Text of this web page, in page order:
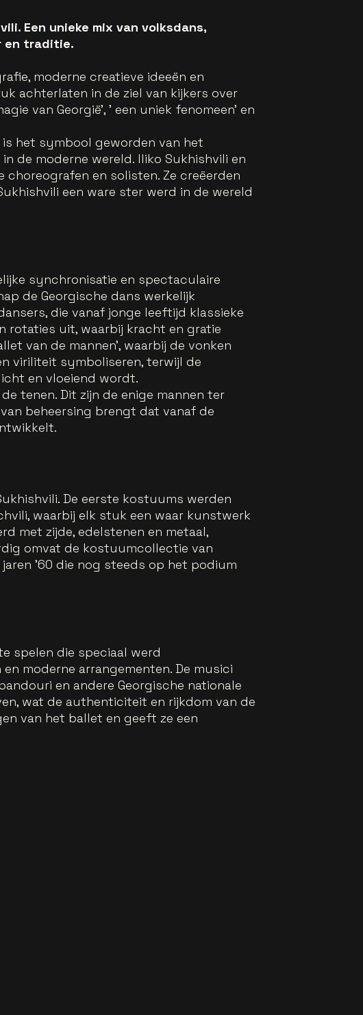
Een unieke mix van volksdans,
en traditie.
moderne creatieve ideeën en
achterlaten in de ziel van kijkers over
van Georgië', ' een uniek fenomeen' en
het symbool geworden van het
de moderne wereld. Iliko Sukhishvili en
en solisten. Ze creëerden
een ware ster werd in de wereld
synchronisatie en spectaculaire
de Georgische dans werkelijk
die vanaf jonge leeftijd klassieke
rotaties uit, waarbij kracht en gratie
van de mannen', waarbij de vonken
viriliteit symboliseren, terwijl de
en vloeiend wordt.
tenen. Dit zijn de enige mannen ter
beheersing brengt dat vanaf de
De eerste kostuums werden
waarbij elk stuk een waar kunstwerk
met zijde, edelstenen en metaal,
omvat de kostuumcollectie van
'60 die nog steeds op het podium
spelen die speciaal werd
moderne arrangementen. De musici
en andere Georgische nationale
wat de authenticiteit en rijkdom van de
van het ballet en geeft ze een